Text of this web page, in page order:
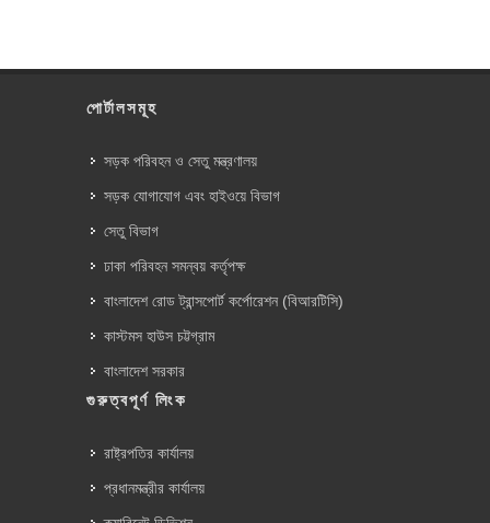
পোর্টালসমূহ
সড়ক পরিবহন ও সেতু মন্ত্রণালয়
সড়ক যোগাযোগ এবং হাইওয়ে বিভাগ
সেতু বিভাগ
ঢাকা পরিবহন সমন্বয় কর্তৃপক্ষ
বাংলাদেশ রোড ট্রান্সপোর্ট কর্পোরেশন (বিআরটিসি)
কাস্টমস হাউস চট্টগ্রাম
বাংলাদেশ সরকার
গুরুত্বপূর্ণ লিংক
রাষ্ট্রপতির কার্যালয়
প্রধানমন্ত্রীর কার্যালয়